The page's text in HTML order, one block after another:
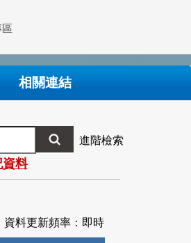
相關連結
進階檢索
資料
資料更新頻率：即時